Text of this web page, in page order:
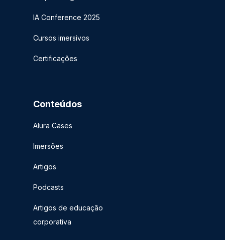
IA Conference 2025
Cursos imersivos
Certificações
Conteúdos
Alura Cases
Imersões
Artigos
Podcasts
Artigos de educação
corporativa